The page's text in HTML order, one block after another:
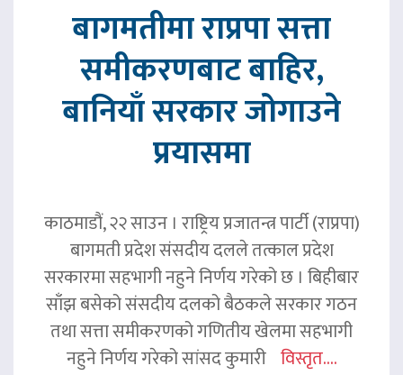
बागमतीमा राप्रपा सत्ता
समीकरणबाट बाहिर,
बानियाँ सरकार जोगाउने
प्रयासमा
काठमाडौं, २२ साउन । राष्ट्रिय प्रजातन्त्र पार्टी (राप्रपा)
बागमती प्रदेश संसदीय दलले तत्काल प्रदेश
सरकारमा सहभागी नहुने निर्णय गरेको छ । बिहीबार
साँझ बसेको संसदीय दलको बैठकले सरकार गठन
तथा सत्ता समीकरणको गणितीय खेलमा सहभागी
नहुने निर्णय गरेको सांसद कुमारी विस्तृत....